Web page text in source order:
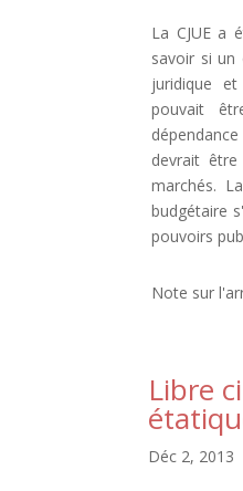
La CJUE a
savoir si un
juridique
pouvait
devrait
marchés.
budgétaire
pouvoirs
Note sur
Libre
Déc 2, 2013